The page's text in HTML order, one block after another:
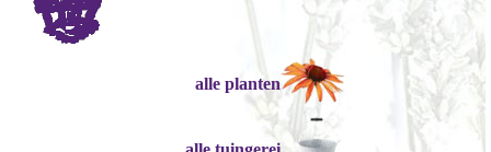
alle planten